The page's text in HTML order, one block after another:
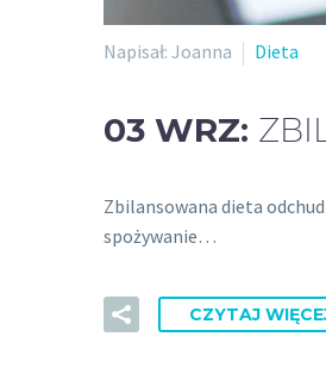
Napisał: Joanna Dieta
03 WRZ:
Zbilansowana dieta
spożywanie…
CZYTAJ